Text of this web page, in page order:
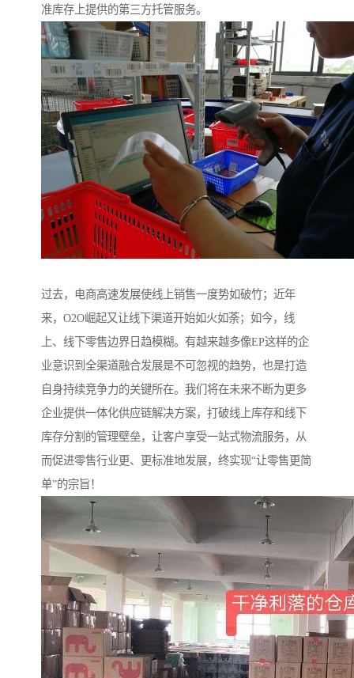
准库存上提供的第三方托管服务。
过去，电商高速发展使线上销售一度势如破竹；近年
来，O2O崛起又让线下渠道开始如火如荼；如今，线
上、线下零售边界日趋模糊。有越来越多像EP这样的企
业意识到全渠道融合发展是不可忽视的趋势，也是打造
自身持续竞争力的关键所在。我们将在未来不断为更多
企业提供一体化供应链解决方案，打破线上库存和线下
库存分割的管理壁垒，让客户享受一站式物流服务，从
而促进零售行业更、更标准地发展，终实现“让零售更简
单”的宗旨！